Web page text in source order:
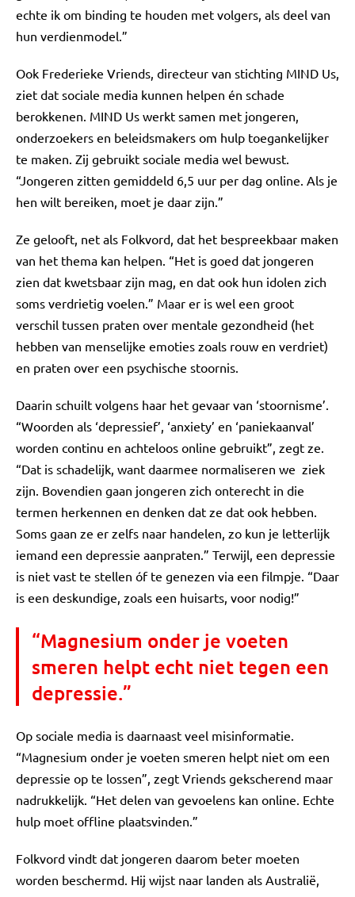
echte ik om binding te houden met volgers, als deel van
hun verdienmodel.”
Ook Frederieke Vriends, directeur van stichting MIND Us,
ziet dat sociale media kunnen helpen én schade
berokkenen. MIND Us werkt samen met jongeren,
onderzoekers en beleidsmakers om hulp toegankelijker
te maken. Zij gebruikt sociale media wel bewust.
“Jongeren zitten gemiddeld 6,5 uur per dag online. Als je
hen wilt bereiken, moet je daar zijn.”
Ze gelooft, net als Folkvord, dat het bespreekbaar maken
van het thema kan helpen. “Het is goed dat jongeren
zien dat kwetsbaar zijn mag, en dat ook hun idolen zich
soms verdrietig voelen.” Maar er is wel een groot
verschil tussen praten over mentale gezondheid (het
hebben van menselijke emoties zoals rouw en verdriet)
en praten over een psychische stoornis.
Daarin schuilt volgens haar het gevaar van ‘stoornisme’.
“Woorden als ‘depressief’, ‘anxiety’ en ‘paniekaanval’
worden continu en achteloos online gebruikt”, zegt ze.
“Dat is schadelijk, want daarmee normaliseren we ziek
zijn. Bovendien gaan jongeren zich onterecht in die
termen herkennen en denken dat ze dat ook hebben.
Soms gaan ze er zelfs naar handelen, zo kun je letterlijk
iemand een depressie aanpraten.” Terwijl, een depressie
is niet vast te stellen óf te genezen via een filmpje. “Daar
is een deskundige, zoals een huisarts, voor nodig!”
“Magnesium onder je voeten
smeren helpt echt niet tegen een
depressie.”
Op sociale media is daarnaast veel misinformatie.
“Magnesium onder je voeten smeren helpt niet om een
depressie op te lossen”, zegt Vriends gekscherend maar
nadrukkelijk. “Het delen van gevoelens kan online. Echte
hulp moet offline plaatsvinden.”
Folkvord vindt dat jongeren daarom beter moeten
worden beschermd. Hij wijst naar landen als Australië,